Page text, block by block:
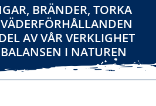
BRÄNDER, TORKA
AV VÅR VERKLIGHET
I NATUREN